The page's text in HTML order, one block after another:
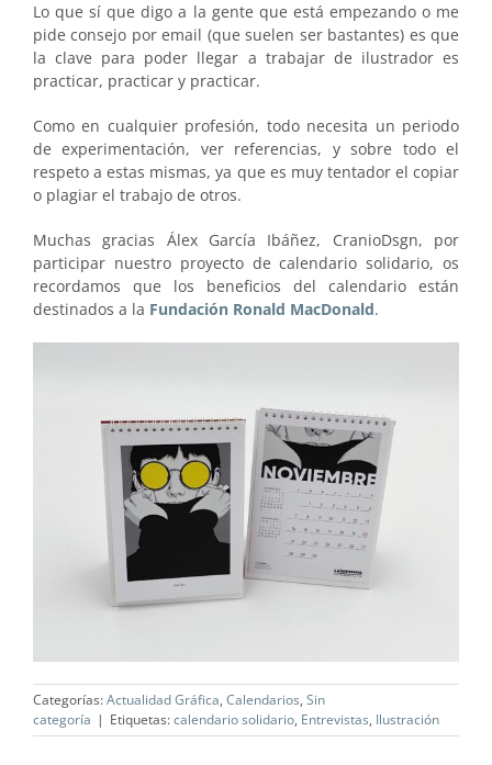
Lo que sí que digo a la gente que está empezando o me
pide consejo por email (que suelen ser bastantes) es que
la clave para poder llegar a trabajar de ilustrador es
practicar, practicar y practicar.
Como en cualquier profesión, todo necesita un periodo
de experimentación, ver referencias, y sobre todo el
respeto a estas mismas, ya que es muy tentador el copiar
o plagiar el trabajo de otros.
Muchas gracias Álex García Ibáñez, CranioDsgn, por
participar nuestro proyecto de calendario solidario, os
recordamos que los beneficios del calendario están
destinados a la Fundación Ronald MacDonald.
Categorías:Actualidad Gráfica, Calendarios, Sin
categoría | Etiquetas:calendario solidario, Entrevistas, Ilustración